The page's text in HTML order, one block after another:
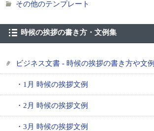
その他のテンプレート
時候の挨拶の書き方・文例集
ビジネス文書 - 時候の挨拶の書き方や文例
・1月 時候の挨拶文例
・2月 時候の挨拶文例
・3月 時候の挨拶文例